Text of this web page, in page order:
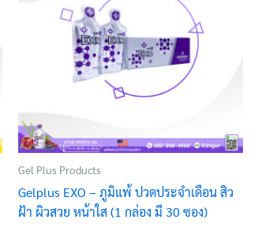
Gel Plus Products
Gelplus EXO – ภูมิแพ้ ปวดประจำเดือน สิว
ฝ้า ผิวสวย หน้าใส (1 กล่อง มี 30 ซอง)